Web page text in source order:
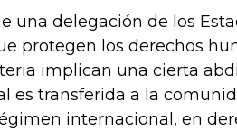
una delegación de los
protegen los derechos
implican una cierta
es transferida a la
internacional, en